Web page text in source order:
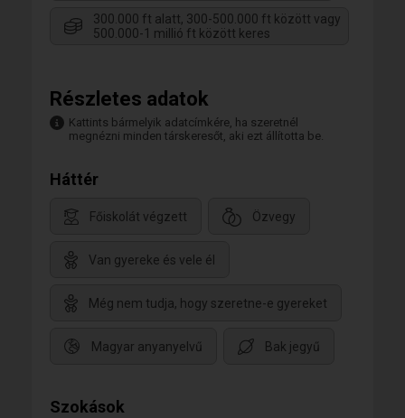
300.000 ft alatt, 300-500.000 ft között vagy
500.000-1 millió ft között keres
Részletes adatok
Kattints bármelyik adatcímkére, ha szeretnél
megnézni minden társkeresőt, aki ezt állította be.
Háttér
Főiskolát végzett Özvegy
Van gyereke és vele él
Még nem tudja, hogy szeretne-e gyereket
Magyar anyanyelvű Bak jegyű
Szokások